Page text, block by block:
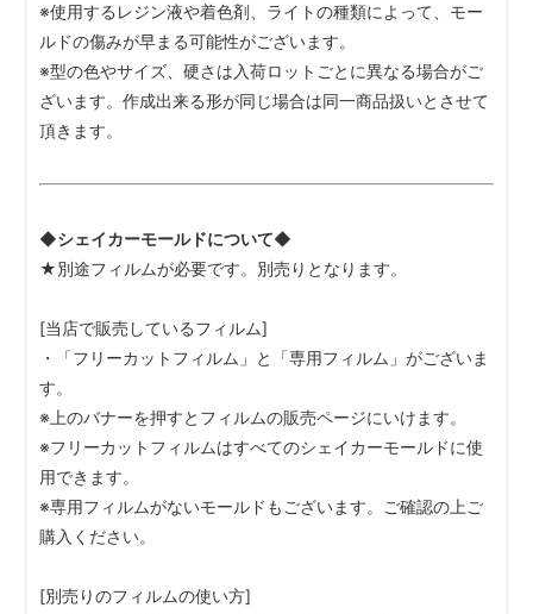
※使用するレジン液や着色剤、ライトの種類によって、モー
ルドの傷みが早まる可能性がございます。
※型の色やサイズ、硬さは入荷ロットごとに異なる場合がご
ざいます。作成出来る形が同じ場合は同一商品扱いとさせて
頂きます。
◆シェイカーモールドについて◆
★別途フィルムが必要です。別売りとなります。
[当店で販売しているフィルム]
・「フリーカットフィルム」と「専用フィルム」がございま
す。
※上のバナーを押すとフィルムの販売ページにいけます。
※フリーカットフィルムはすべてのシェイカーモールドに使
用できます。
※専用フィルムがないモールドもございます。ご確認の上ご
購入ください。
[別売りのフィルムの使い方]